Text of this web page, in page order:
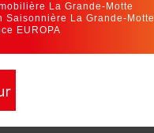
La Grande-Motte
Saisonnière La Grande-Motte
EUROPA